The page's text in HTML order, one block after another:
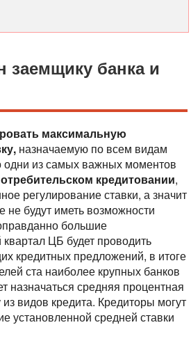
заемщику банка и
максимальную
назначаемую по всем видам
одни из самых важных моментов
кредитовании,
регулирование ставки, а значит
будут иметь возможности
большие
ЦБ будет проводить
кредитных предложений, в итоге
ста наиболее крупных банков
назначаться средняя процентная
видов кредита. Кредиторы могут
установленной средней ставки